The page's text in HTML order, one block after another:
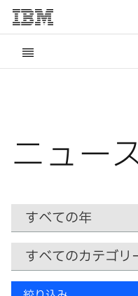
ニュー
Year
カ
ゴ
リ
キ